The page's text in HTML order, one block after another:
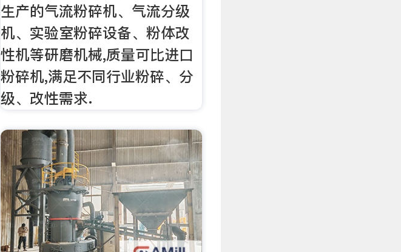
生产的气流粉碎机、气流分级
机、实验室粉碎设备、粉体改
性机等研磨机械,质量可比进口
粉碎机,满足不同行业粉碎、分
级、改性需求.